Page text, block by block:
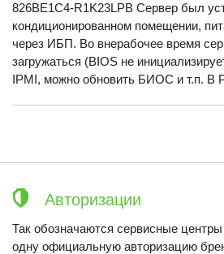
826BE1C4-R1K23LPB Сервер был
кондиционированном помещении,
через ИБП. Во внерабочее время
загружаться (BIOS не
IPMI, можно обновить БИОС и т.п. В
Авторизации
Так обозначаются сервисные
одну официальную авторизацию